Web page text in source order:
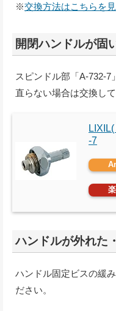
※交換方法はこちらを
開閉ハンドルが固
スピンドル部「A-732-7
直らない場合は交換して
-7
ハンドルが外れた
ハンドル固定ビスの緩
ださい。